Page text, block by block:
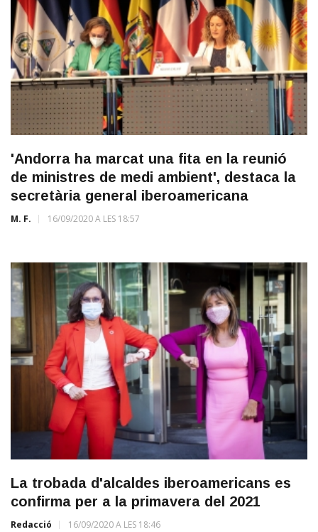
'Andorra ha marcat una fita en la reunió
de ministres de medi ambient', destaca la
secretària general iberoamericana
M. F. 16/09/2020 A LES 18:57
La trobada d'alcaldes iberoamericans es
confirma per a la primavera del 2021
Redacció 16/09/2020 A LES 18:46